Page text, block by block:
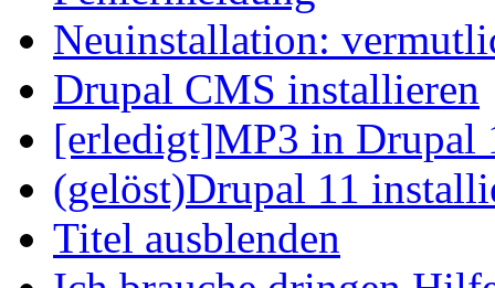
Neuinstallation:
Drupal CMS installieren
[erledigt]MP3 in Drupal
(gelöst)Drupal 11
Titel ausblenden